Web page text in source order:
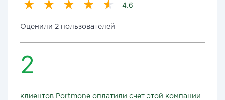
4.6
Оценили 2 пользователей
2
клиентов Portmone оплатили счет этой компании